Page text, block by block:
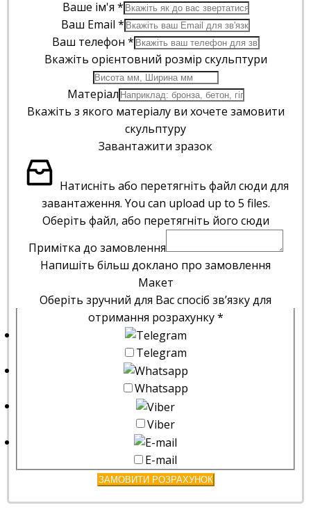
Ваше ім'я *
Ваш Email *
Ваш телефон *
Вкажіть орієнтовний розмір скульптури
Матеріал
Вкажіть з якого матеріалу ви хочете замовити
скульптуру
Завантажити зразок
Натисніть або перетягніть файл сюди для
завантаження. You can upload up to 5 files.
Оберіть файл, або перетягніть його сюди
Примітка до замовлення
Напишіть більш доклано про замовлення
Макет
Оберіть зручний для Вас спосіб зв’язку для
отримання розрахунку*
Telegram
Whatsapp
Viber
E-mail
ЗАМОВИТИ РОЗРАХУНОК